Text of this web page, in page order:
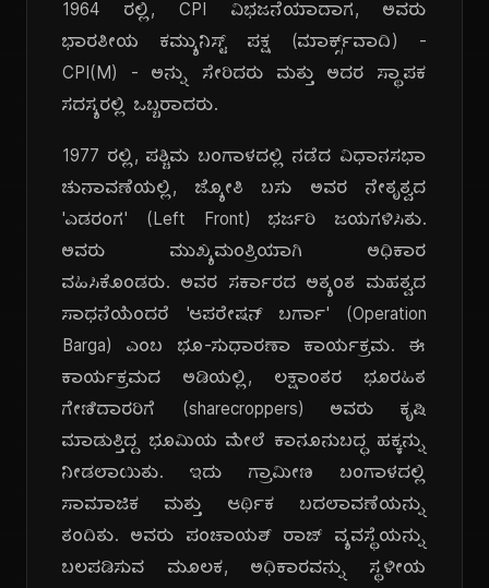
1964 ರಲ್ಲಿ, CPI ವಿಭಜನೆಯಾದಾಗ, ಅವರು
ಭಾರತೀಯ ಕಮ್ಯುನಿಸ್ಟ್ ಪಕ್ಷ (ಮಾರ್ಕ್ಸ್‌ವಾದಿ) -
CPI(M) - ಅನ್ನು ಸೇರಿದರು ಮತ್ತು ಅದರ ಸ್ಥಾಪಕ
ಸದಸ್ಯರಲ್ಲಿ ಒಬ್ಬರಾದರು.
1977 ರಲ್ಲಿ, ಪಶ್ಚಿಮ ಬಂಗಾಳದಲ್ಲಿ ನಡೆದ ವಿಧಾನಸಭಾ
ಚುನಾವಣೆಯಲ್ಲಿ, ಜ್ಯೋತಿ ಬಸು ಅವರ ನೇತೃತ್ವದ
'ಎಡರಂಗ' (Left Front) ಭರ್ಜರಿ ಜಯಗಳಿಸಿತು.
ಅವರು ಮುಖ್ಯಮಂತ್ರಿಯಾಗಿ ಅಧಿಕಾರ
ವಹಿಸಿಕೊಂಡರು. ಅವರ ಸರ್ಕಾರದ ಅತ್ಯಂತ ಮಹತ್ವದ
ಸಾಧನೆಯೆಂದರೆ 'ಆಪರೇಷನ್ ಬರ್ಗಾ' (Operation
Barga) ಎಂಬ ಭೂ-ಸುಧಾರಣಾ ಕಾರ್ಯಕ್ರಮ. ಈ
ಕಾರ್ಯಕ್ರಮದ ಅಡಿಯಲ್ಲಿ, ಲಕ್ಷಾಂತರ ಭೂರಹಿತ
ಗೇಣಿದಾರರಿಗೆ (sharecroppers) ಅವರು ಕೃಷಿ
ಮಾಡುತ್ತಿದ್ದ ಭೂಮಿಯ ಮೇಲೆ ಕಾನೂನುಬದ್ಧ ಹಕ್ಕನ್ನು
ನೀಡಲಾಯಿತು. ಇದು ಗ್ರಾಮೀಣ ಬಂಗಾಳದಲ್ಲಿ
ಸಾಮಾಜಿಕ ಮತ್ತು ಆರ್ಥಿಕ ಬದಲಾವಣೆಯನ್ನು
ತಂದಿತು. ಅವರು ಪಂಚಾಯತ್ ರಾಜ್ ವ್ಯವಸ್ಥೆಯನ್ನು
ಬಲಪಡಿಸುವ ಮೂಲಕ, ಅಧಿಕಾರವನ್ನು ಸ್ಥಳೀಯ